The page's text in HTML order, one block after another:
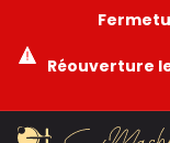
Réouverture